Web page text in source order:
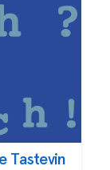
Tastevin